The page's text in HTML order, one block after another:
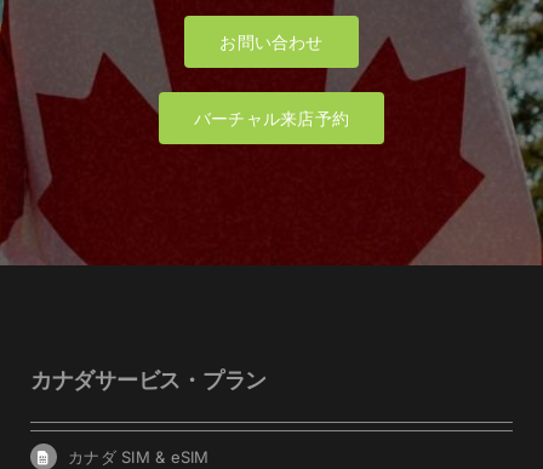
お問い合わせ
バーチャル来店予約
カナダサービス・プラン
カナダ SIM & eSIM